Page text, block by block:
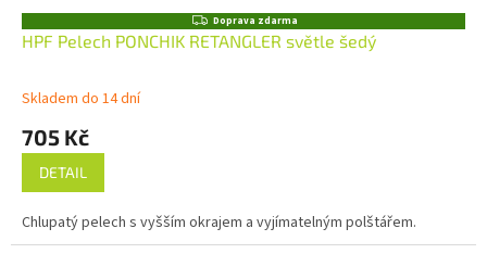
Z
D
A
Doprava zdarma
HPF Pelech PONCHIK RETANGLER světle šedý
Skladem do 14 dní
705 Kč
DETAIL
Chlupatý pelech s vyšším okrajem a vyjímatelným polštářem.